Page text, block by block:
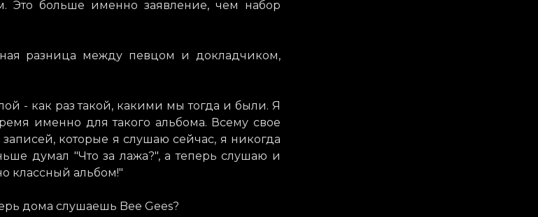
Это больше именно заявление, чем набор
разница между певцом и докладчиком,
- как раз такой, какими мы тогда и были. Я
именно для такого альбома. Всему свое
которые я слушаю сейчас, я никогда
думал "Что за лажа?", а теперь слушаю и
классный альбом!"
дома слушаешь Bee Gees?